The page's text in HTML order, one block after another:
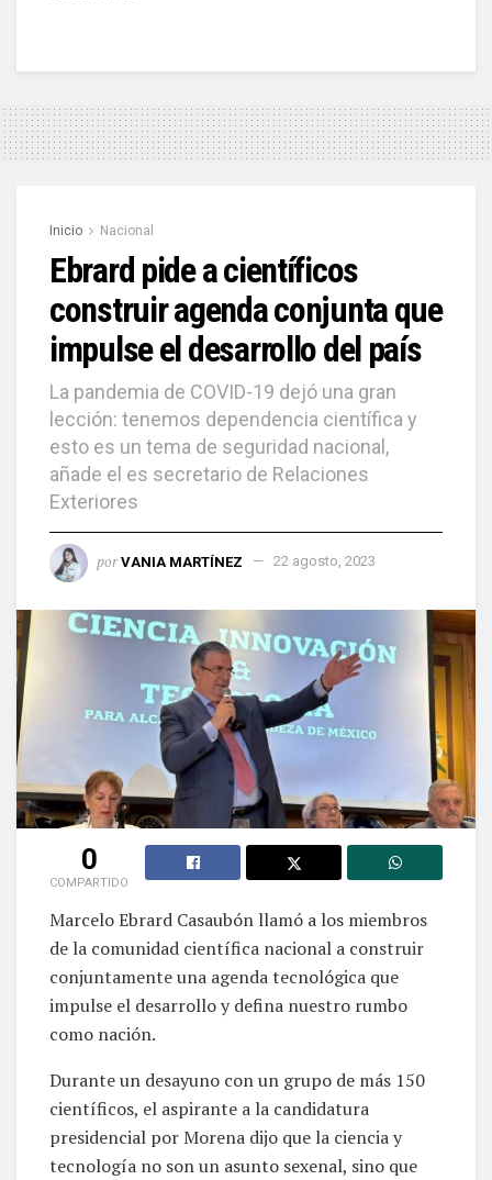
Inicio Nacional
Ebrard pide a científicos
construir agenda conjunta que
impulse el desarrollo del país
La pandemia de COVID-19 dejó una gran
lección: tenemos dependencia científica y
esto es un tema de seguridad nacional,
añade el es secretario de Relaciones
Exteriores
por VANIA MARTÍNEZ 22 agosto, 2023
0
COMPARTIDO
Marcelo Ebrard Casaubón llamó a los miembros
de la comunidad científica nacional a construir
conjuntamente una agenda tecnológica que
impulse el desarrollo y defina nuestro rumbo
como nación.
Durante un desayuno con un grupo de más 150
científicos, el aspirante a la candidatura
presidencial por Morena dijo que la ciencia y
tecnología no son un asunto sexenal, sino que